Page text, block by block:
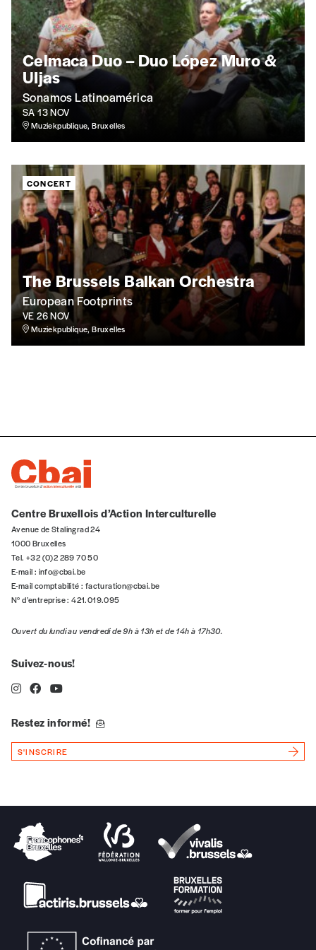
numéros)
J’offre le(s) numéro(s)
Vos coordonnées
Prénom*
Nom*
Organisation
TVA
Rue
Code postal
Pays
Localité
J’ai lu et j’accepte votre politique
de confidentialité*
politique de protection des données
personnelles (RGPD)
Ajouter un message (facultatif)
Celmaca Duo – Duo López Muro &
UIjas
Sonamos Latinoamérica
SA 13 NOV
Muziekpublique, Bruxelles
CONCERT
The Brussels Balkan Orchestra
European Footprints
VE 26 NOV
Muziekpublique, Bruxelles
Centre Bruxellois d’Action Interculturelle
Avenue de Stalingrad 24
1000 Bruxelles
Tel. +32 (0)2 289 70 50
E-mail : info@cbai.be
E-mail comptabilité : facturation@cbai.be
N° d’entreprise : 421.019.095
Ouvert du lundi au vendredi de 9h à 13h et de 14h à 17h30.
Suivez-nous!
Restez informé!
S'INSCRIRE